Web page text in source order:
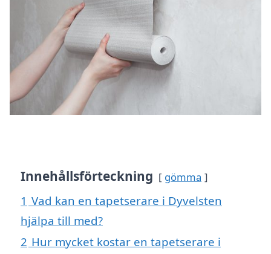
Innehållsförteckning gömma
1 Vad kan en tapetserare i Dyvelsten
hjälpa till med?
2 Hur mycket kostar en tapetserare i